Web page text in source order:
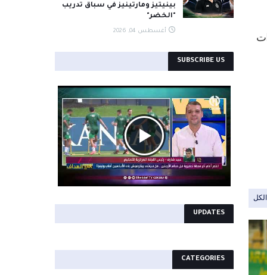
بينيتيز ومارتينيز في سباق تدريب
"الخضر"
أغسطس 04, 2026
SUBSCRIBE US
```
UPDATES
CATEGORIES